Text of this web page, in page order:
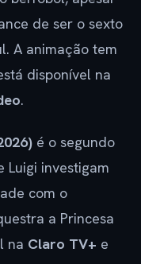
de ser o sexto
A animação tem
disponível na
.
é o segundo
investigam
com o
a Princesa
na Claro TV+ e